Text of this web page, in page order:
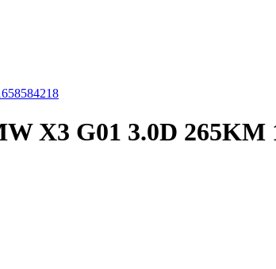
X3 G01 3.0D 265KM